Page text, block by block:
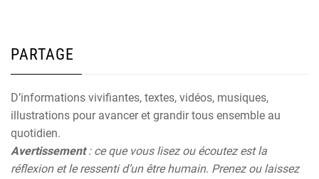
PARTAGE
D’informations vivifiantes, textes, vidéos, musiques,
illustrations pour avancer et grandir tous ensemble au
quotidien.
Avertissement: ce que vous lisez ou écoutez est la
réflexion et le ressenti d’un être humain. Prenez ou laissez